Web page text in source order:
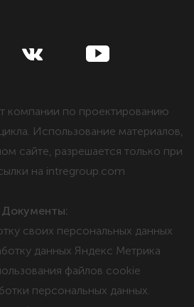
компании по проектированию
Использование материалов,
сайте, разрешается только при
на intregroup.com
Документы:
своих персональных данных
данных Яндекс Метрика
файлов cookie
персональных данных.